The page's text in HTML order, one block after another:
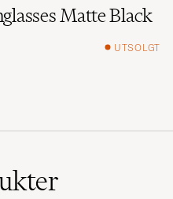
Matte Black
UTSOLGT